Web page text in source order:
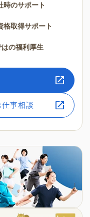
時のサポート
格取得サポート
はの福利厚生
事相談